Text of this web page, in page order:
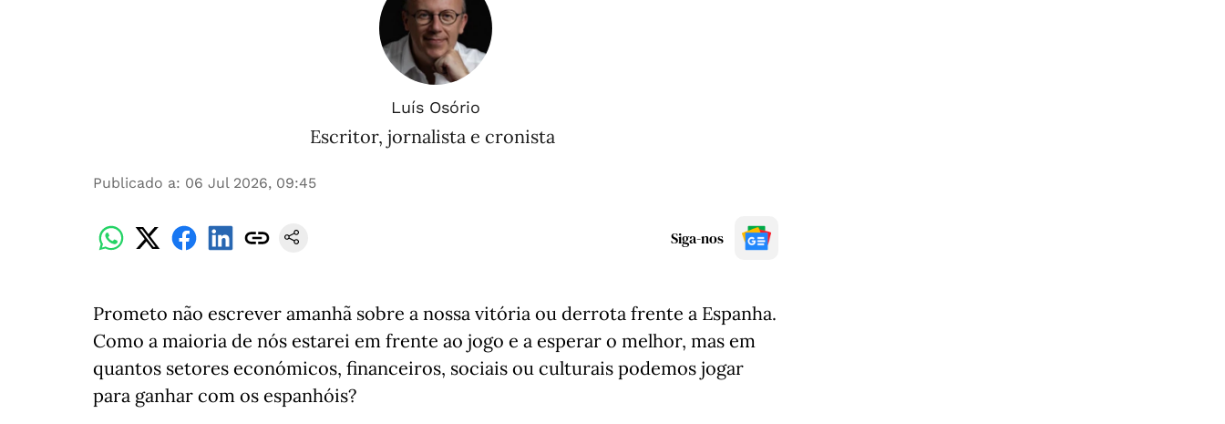
Luís Osório
Escritor, jornalista e cronista
Publicado a: 06 Jul 2026, 09:45
Siga-nos
Prometo não escrever amanhã sobre a nossa vitória ou derrota frente a Espanha.
Como a maioria de nós estarei em frente ao jogo e a esperar o melhor, mas em
quantos setores económicos, financeiros, sociais ou culturais podemos jogar
para ganhar com os espanhóis?